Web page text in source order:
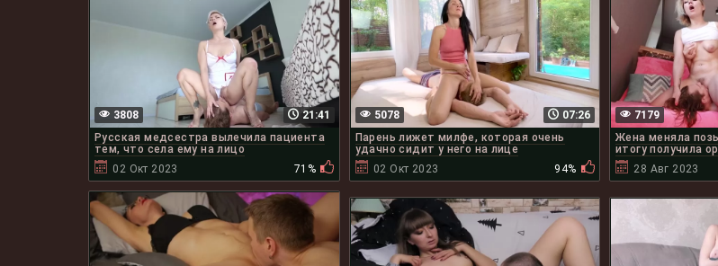
21:41
3808
Русская медсестра вылечила пациента
тем, что села ему на лицо
02 Окт 2023
71%
07:26
5078
Парень лижет милфе, которая очень
удачно сидит у него на лице
02 Окт 2023
94%
7179
Жена меняла
итогу получила
28 Авг 2023